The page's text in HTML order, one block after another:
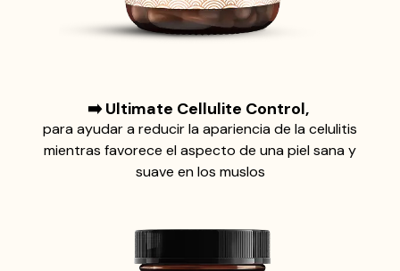
➡️ Ultimate Cellulite Control,
para ayudar a reducir la apariencia de la celulitis
mientras favorece el aspecto de una piel sana y
suave en los muslos